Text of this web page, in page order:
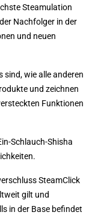
Steamulation
Nachfolger in der
und neuen
sind, wie alle anderen
und zeichnen
Funktionen
Schlauch-Shisha
SteamClick
gilt und
in der Base befindet